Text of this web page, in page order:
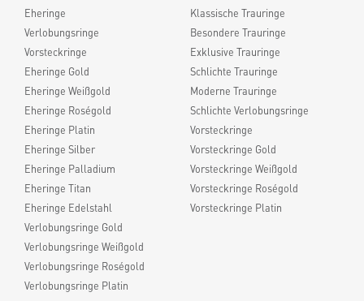
Eheringe
Verlobungsringe
Vorsteckringe
Eheringe Gold
Eheringe Weißgold
Eheringe Roségold
Eheringe Platin
Eheringe Silber
Eheringe Palladium
Eheringe Titan
Eheringe Edelstahl
Verlobungsringe Gold
Verlobungsringe Weißgold
Verlobungsringe Roségold
Verlobungsringe Platin
Klassische Trauringe
Besondere Trauringe
Exklusive Trauringe
Schlichte Trauringe
Moderne Trauringe
Schlichte Verlobungsringe
Vorsteckringe
Vorsteckringe Gold
Vorsteckringe Weißgold
Vorsteckringe Roségold
Vorsteckringe Platin